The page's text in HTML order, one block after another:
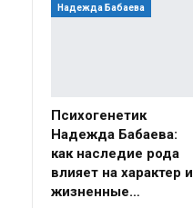
Надежда Бабаева
Психогенетик
Надежда Бабаева:
как наследие рода
влияет на характер и
жизненные…